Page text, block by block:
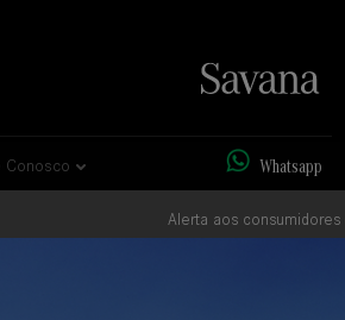
Conosco Whatsapp
Alerta aos consumidores